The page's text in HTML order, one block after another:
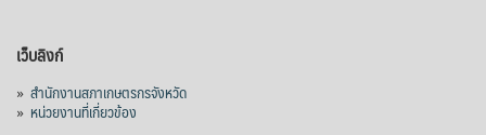
เว็บลิงก์
» สำนักงานสภาเกษตรกรจังหวัด
» หน่วยงานที่เกี่ยวข้อง